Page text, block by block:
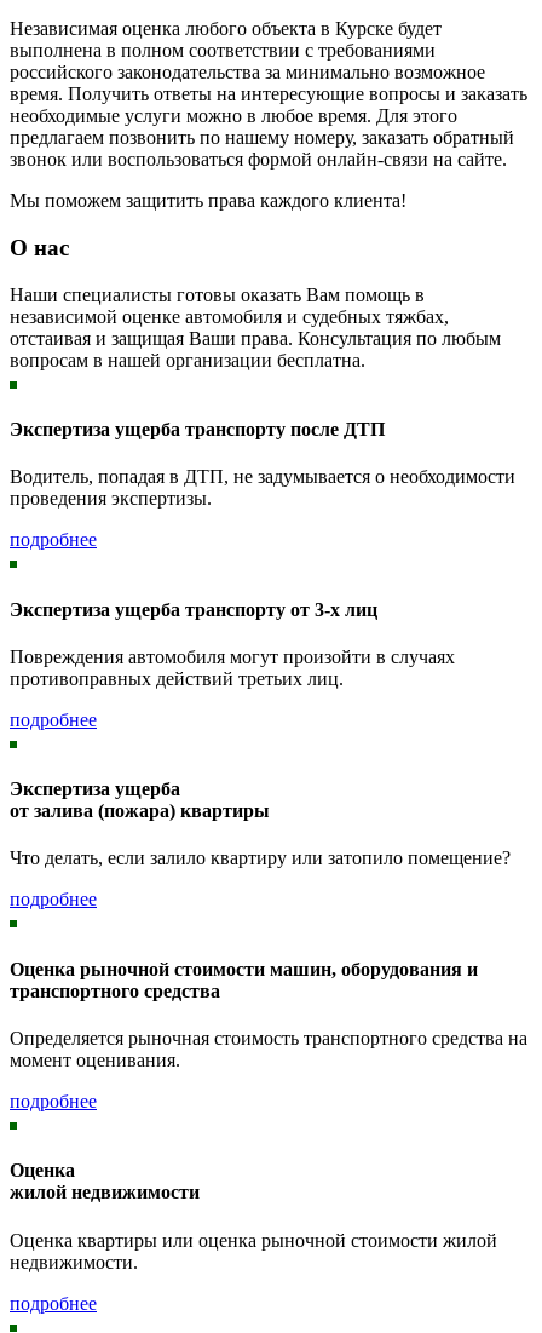
Независимая оценка любого объекта в Курске будет
выполнена в полном соответствии с требованиями
российского законодательства за минимально возможное
время. Получить ответы на интересующие вопросы и заказать
необходимые услуги можно в любое время. Для этого
предлагаем позвонить по нашему номеру, заказать обратный
звонок или воспользоваться формой онлайн-связи на сайте.
Мы поможем защитить права каждого клиента!
О нас
Наши специалисты готовы оказать Вам помощь в
независимой оценке автомобиля и судебных тяжбах,
отстаивая и защищая Ваши права. Консультация по любым
вопросам в нашей организации бесплатна.
Экспертиза ущерба транспорту после ДТП
Водитель, попадая в ДТП, не задумывается о необходимости
проведения экспертизы.
подробнее
Экспертиза ущерба транспорту от 3-х лиц
Повреждения автомобиля могут произойти в случаях
противоправных действий третьих лиц.
подробнее
Экспертиза ущерба
от залива (пожара) квартиры
Что делать, если залило квартиру или затопило помещение?
подробнее
Оценка рыночной стоимости машин, оборудования и
транспортного средства
Определяется рыночная стоимость транспортного средства на
момент оценивания.
подробнее
Оценка
жилой недвижимости
Оценка квартиры или оценка рыночной стоимости жилой
недвижимости.
подробнее